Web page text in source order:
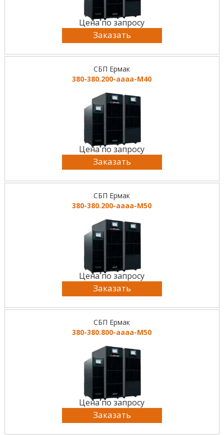
Цена по запросу
Заказать
СБП Ермак
380-380.200-аааа-М40
Цена по запросу
Заказать
СБП Ермак
380-380.200-аааа-М50
Цена по запросу
Заказать
СБП Ермак
380-380.800-аааа-М50
Цена по запросу
Заказать